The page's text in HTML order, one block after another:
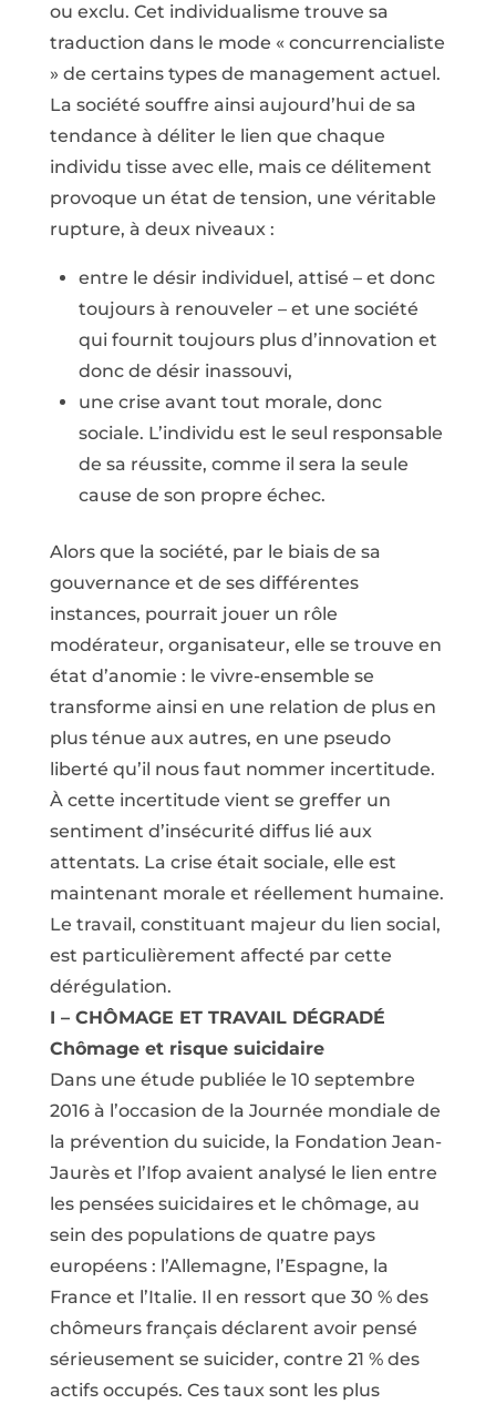
ou exclu. Cet individualisme trouve sa
traduction dans le mode « concurrencialiste
» de certains types de management actuel.
La société souffre ainsi aujourd’hui de sa
tendance à déliter le lien que chaque
individu tisse avec elle, mais ce délitement
provoque un état de tension, une véritable
rupture, à deux niveaux :
entre le désir individuel, attisé – et donc
toujours à renouveler – et une société
qui fournit toujours plus d’innovation et
donc de désir inassouvi,
une crise avant tout morale, donc
sociale. L’individu est le seul responsable
de sa réussite, comme il sera la seule
cause de son propre échec.
Alors que la société, par le biais de sa
gouvernance et de ses différentes
instances, pourrait jouer un rôle
modérateur, organisateur, elle se trouve en
état d’anomie : le vivre-ensemble se
transforme ainsi en une relation de plus en
plus ténue aux autres, en une pseudo
liberté qu’il nous faut nommer incertitude.
À cette incertitude vient se greffer un
sentiment d’insécurité diffus lié aux
attentats. La crise était sociale, elle est
maintenant morale et réellement humaine.
Le travail, constituant majeur du lien social,
est particulièrement affecté par cette
dérégulation.
I – CHÔMAGE ET TRAVAIL DÉGRADÉ
Chômage et risque suicidaire
Dans une étude publiée le 10 septembre
2016 à l’occasion de la Journée mondiale de
la prévention du suicide, la Fondation Jean-
Jaurès et l’Ifop avaient analysé le lien entre
les pensées suicidaires et le chômage, au
sein des populations de quatre pays
européens : l’Allemagne, l’Espagne, la
France et l’Italie. Il en ressort que 30 % des
chômeurs français déclarent avoir pensé
sérieusement se suicider, contre 21 % des
actifs occupés. Ces taux sont les plus